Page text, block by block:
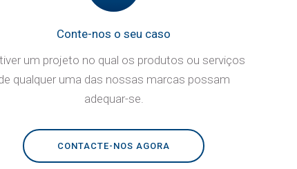
Conte-nos o seu caso
um projeto no qual os produtos ou serviços
qualquer uma das nossas marcas possam
adequar-se.
CONTACTE-NOS AGORA